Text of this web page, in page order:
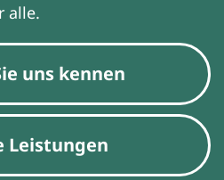
alle.
uns kennen
Leistungen